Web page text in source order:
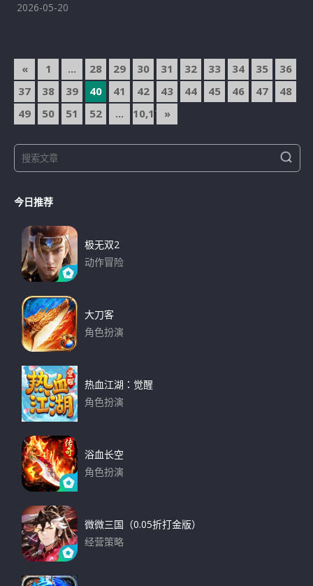
2026-05-20
文
章
導
« 1 ... 28 29 30 31 32 33 34 35
36
37
38 39 40 41 42 43 44 45 46 47
48
49
50 51 52 ... 10,174»
e
r
S
e
今日推荐
极无双2
动作冒险
大刀客
角色扮演
热血江湖：觉醒
角色扮演
浴血长空
角色扮演
微微三国（0.05折打金版）
经营策略